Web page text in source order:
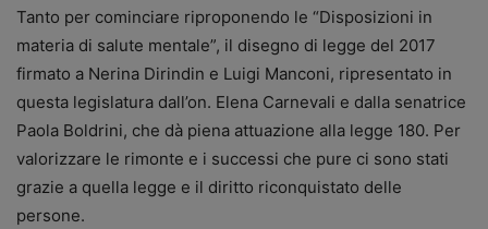
Tanto per cominciare riproponendo le “Disposizioni in
materia di salute mentale”, il disegno di legge del 2017
firmato a Nerina Dirindin e Luigi Manconi, ripresentato in
questa legislatura dall’on. Elena Carnevali e dalla senatrice
Paola Boldrini, che dà piena attuazione alla legge 180. Per
valorizzare le rimonte e i successi che pure ci sono stati
grazie a quella legge e il diritto riconquistato delle
persone.